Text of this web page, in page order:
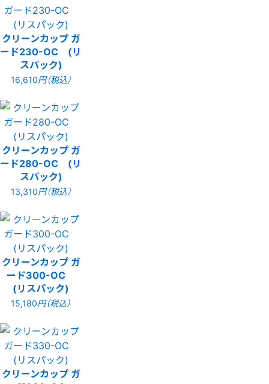
クリーンカップ ガ
ード230-OC (リ
スパック)
16,610円（税込）
クリーンカップ ガ
ード280-OC (リ
スパック)
13,310円（税込）
クリーンカップ ガ
ード300-OC
(リスパック)
15,180円（税込）
クリーンカップ ガ